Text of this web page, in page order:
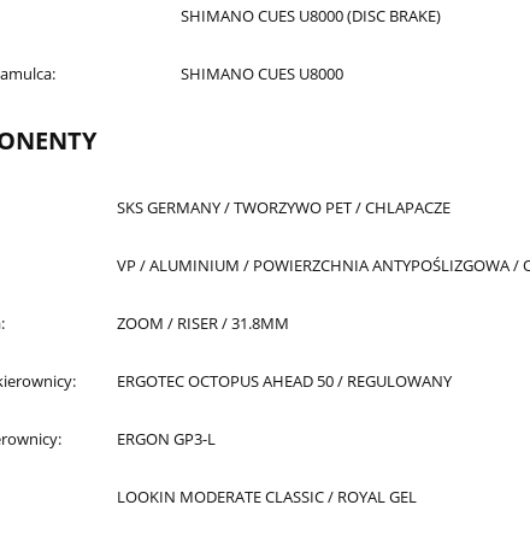
SHIMANO CUES U8000 (DISC BRAKE)
SHIMANO CUES U8000
SKS GERMANY / TWORZYWO PET / CHLAPACZE
VP / ALUMINIUM / POWIERZCHNIA ANTYPOŚLIZGOWA /
ZOOM / RISER / 31.8MM
ERGOTEC OCTOPUS AHEAD 50 / REGULOWANY
ERGON GP3-L
LOOKIN MODERATE CLASSIC / ROYAL GEL